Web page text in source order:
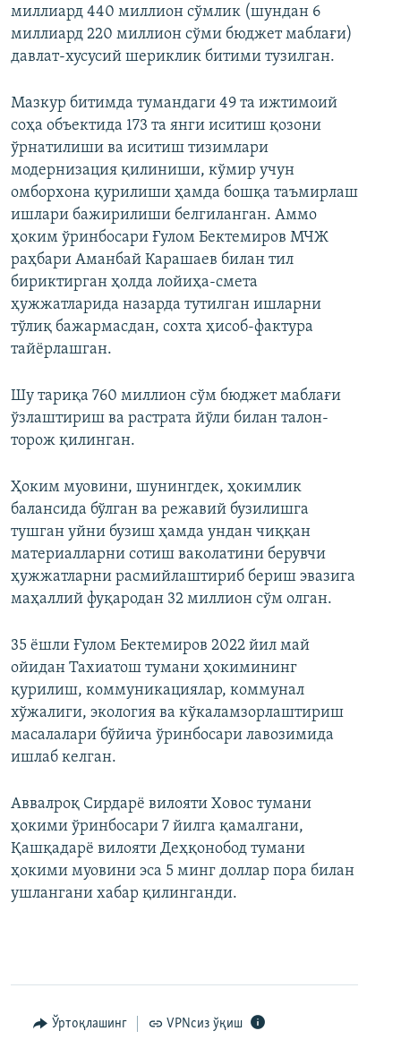
миллиард 440 миллион сўмлик (шундан 6
миллиард 220 миллион сўми бюджет маблағи)
давлат-хусусий шериклик битими тузилган.
Мазкур битимда тумандаги 49 та ижтимоий
соҳа объектида 173 та янги иситиш қозони
ўрнатилиши ва иситиш тизимлари
модернизация қилиниши, кўмир учун
омборхона қурилиши ҳамда бошқа таъмирлаш
ишлари бажирилиши белгиланган. Аммо
ҳоким ўринбосари Ғулом Бектемиров МЧЖ
раҳбари Аманбай Карашаев билан тил
бириктирган ҳолда лойиҳа-смета
ҳужжатларида назарда тутилган ишларни
тўлиқ бажармасдан, сохта ҳисоб-фактура
тайёрлашган.
Шу тариқа 760 миллион сўм бюджет маблағи
ўзлаштириш ва растрата йўли билан талон-
торож қилинган.
Ҳоким муовини, шунингдек, ҳокимлик
балансида бўлган ва режавий бузилишга
тушган уйни бузиш ҳамда ундан чиққан
материалларни сотиш ваколатини берувчи
ҳужжатларни расмийлаштириб бериш эвазига
маҳаллий фуқародан 32 миллион сўм олган.
35 ёшли Ғулом Бектемиров 2022 йил май
ойидан Тахиатош тумани ҳокимининг
қурилиш, коммуникациялар, коммунал
хўжалиги, экология ва кўкаламзорлаштириш
масалалари бўйича ўринбосари лавозимида
ишлаб келган.
Аввалроқ Сирдарё вилояти Ховос тумани
ҳокими ўринбосари 7 йилга қамалгани,
Қашқадарё вилояти Деҳқонобод тумани
ҳокими муовини эса 5 минг доллар пора билан
ушлангани хабар қилинганди.
Ўртоқлашинг VPNсиз ўқиш